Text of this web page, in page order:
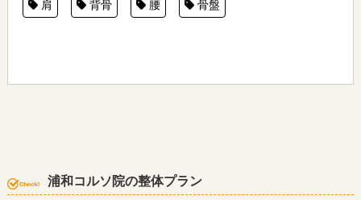
肩 背骨 腰 骨盤
浦和コルソ院の整体プラン